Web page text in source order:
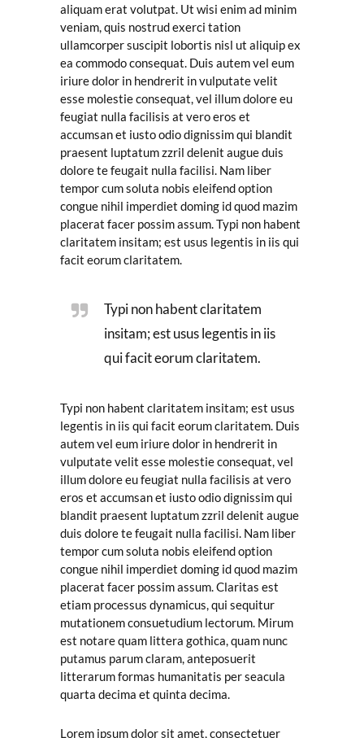
aliquam erat volutpat. Ut wisi enim ad minim
veniam, quis nostrud exerci tation
ullamcorper suscipit lobortis nisl ut aliquip ex
ea commodo consequat. Duis autem vel eum
iriure dolor in hendrerit in vulputate velit
esse molestie consequat, vel illum dolore eu
feugiat nulla facilisis at vero eros et
accumsan et iusto odio dignissim qui blandit
praesent luptatum zzril delenit augue duis
dolore te feugait nulla facilisi. Nam liber
tempor cum soluta nobis eleifend option
congue nihil imperdiet doming id quod mazim
placerat facer possim assum. Typi non habent
claritatem insitam; est usus legentis in iis qui
facit eorum claritatem.
Typi non habent claritatem
insitam; est usus legentis in iis
qui facit eorum claritatem.
Typi non habent claritatem insitam; est usus
legentis in iis qui facit eorum claritatem. Duis
autem vel eum iriure dolor in hendrerit in
vulputate velit esse molestie consequat, vel
illum dolore eu feugiat nulla facilisis at vero
eros et accumsan et iusto odio dignissim qui
blandit praesent luptatum zzril delenit augue
duis dolore te feugait nulla facilisi. Nam liber
tempor cum soluta nobis eleifend option
congue nihil imperdiet doming id quod mazim
placerat facer possim assum. Claritas est
etiam processus dynamicus, qui sequitur
mutationem consuetudium lectorum. Mirum
est notare quam littera gothica, quam nunc
putamus parum claram, anteposuerit
litterarum formas humanitatis per seacula
quarta decima et quinta decima.
Lorem ipsum dolor sit amet, consectetuer